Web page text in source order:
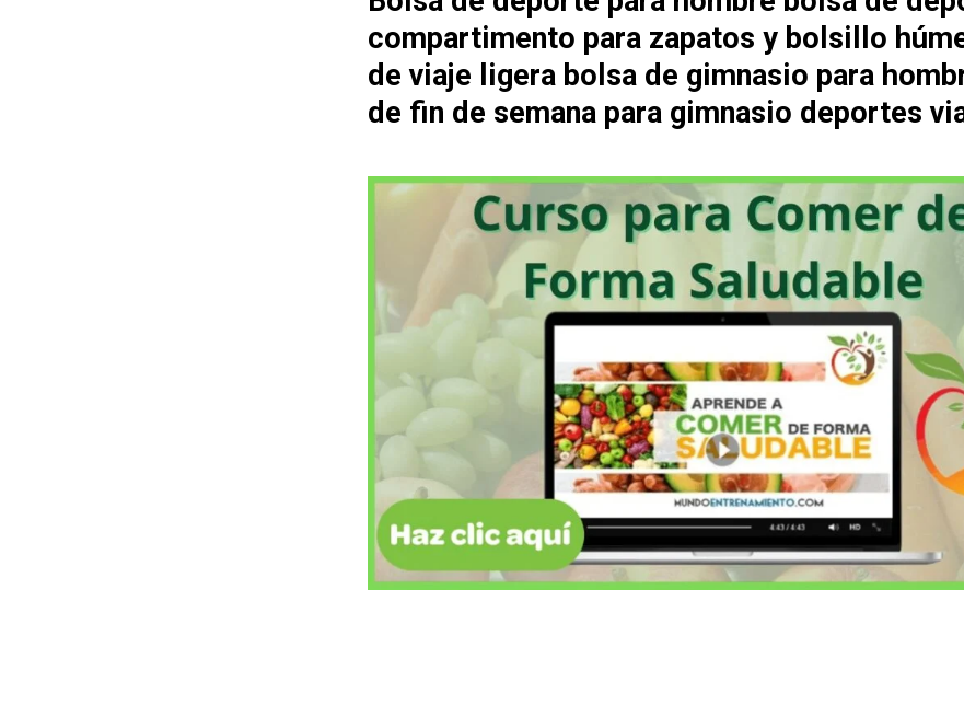
compartimento para zapatos y bolsillo
de viaje ligera bolsa de gimnasio para
de fin de semana para gimnasio deportes